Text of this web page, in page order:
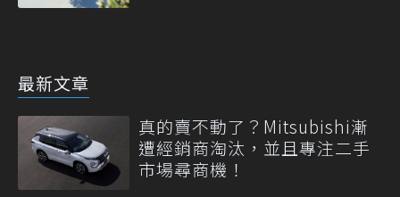
最新文章
真的賣不動了？Mitsubishi漸
遭經銷商淘汰，並且專注二手
市場尋商機！